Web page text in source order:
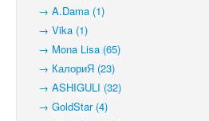
→ A.Dama (1)
→ Vika (1)
→ Mona Lisa (65)
→ КалориЯ (23)
→ ASHIGULI (32)
→ GoldStar (4)